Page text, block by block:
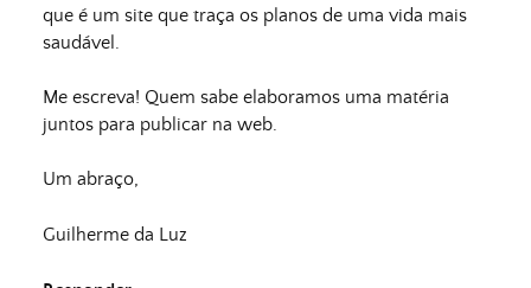
que é um site que traça os planos de uma vida mais
saudável.
Me escreva! Quem sabe elaboramos uma matéria
juntos para publicar na web.
Um abraço,
Guilherme da Luz